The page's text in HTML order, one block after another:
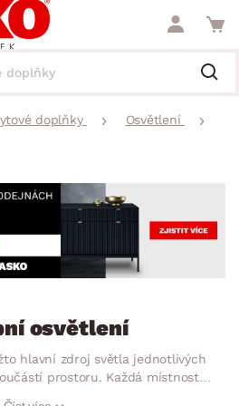
doplňky
Osvětlení
osvětlení
hlavní zdroj světla jednotlivých
prostoru. Každá místnost